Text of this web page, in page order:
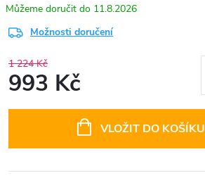
11.8.2026
Možnosti doručení
1 224 Kč
993 Kč
VLOŽIT DO KOŠÍKU